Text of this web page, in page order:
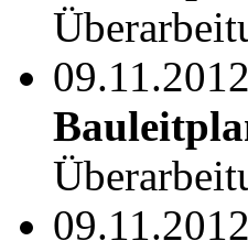
09.11.2012
09.11.2012